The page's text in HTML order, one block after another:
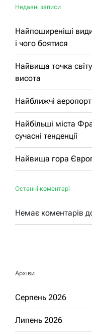
Недавні записи
Найпоширеніші види
і чого боятися
Найвища точка
висота
Найближчі
Найбільші міста
сучасні тенденції
Найвища гора
Останні коментарі
Немає коментарів
Архіви
Серпень 2026
Липень 2026